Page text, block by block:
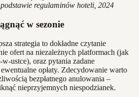
regulaminów hoteli, 2024
w sezonie
strategia to dokładne czytanie
ofert na niezależnych platformach (jak
-w-ustce), oraz pytania zadane
opłaty. Zdecydowanie warto
bezpłatnego anulowania –
nieprzyjemnych niespodzianek.